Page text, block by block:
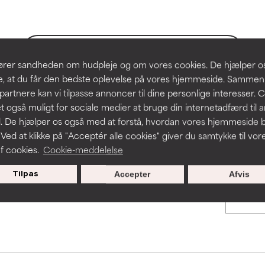
sandheden om hudpleje og om vores cookies. De hjælper
at du får den bedste oplevelse på vores hjemmeside.
kan vi tilpasse annoncer til dine personlige interesser.
også muligt for sociale medier at bruge din internetadfærd til
De hjælper os også med at forstå, hvordan vores hjemmeside
at klikke på "Acceptér alle cookies" giver du samtykke til
cookies. Cookie-meddelelse
Tilpas Afvis
Accepter
to assess ingredients in this dictionary. Regulations
men kan have kosmetiske, stabilitetsmæssige eller
anvendelighed.
irritation. Risikoen øges, når det kombineres med andre
men kan have kosmetiske, stabilitetsmæssige eller
anvendelighed.
irritation. Risikoen øges, når det kombineres med andre